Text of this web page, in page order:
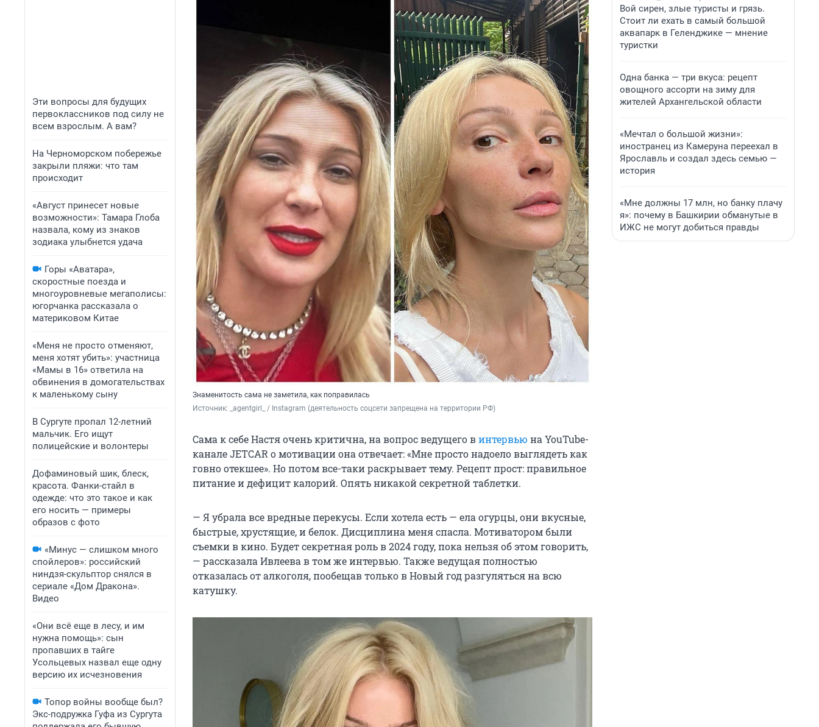
Эти вопросы для будущих
первоклассников под силу не
всем взрослым. А вам?
На Черноморском побережье
закрыли пляжи: что там
происходит
«Август принесет новые
возможности»: Тамара Глоба
назвала, кому из знаков
зодиака улыбнется удача
Горы «Аватара»,
скоростные поезда и
многоуровневые мегаполисы:
югорчанка рассказала о
материковом Китае
«Меня не просто отменяют,
меня хотят убить»: участница
«Мамы в 16» ответила на
обвинения в домогательствах
к маленькому сыну
В Сургуте пропал 12-летний
мальчик. Его ищут
полицейские и волонтеры
Дофаминовый шик, блеск,
красота. Фанки-стайл в
одежде: что это такое и как
его носить — примеры
образов с фото
«Минус — слишком много
спойлеров»: российский
ниндзя-скульптор снялся в
сериале «Дом Дракона».
Видео
«Они всё еще в лесу, и им
нужна помощь»: сын
пропавших в тайге
Усольцевых назвал еще одну
версию их исчезновения
Топор войны вообще был?
Экс-подружка Гуфа из Сургута
Знаменитость сама не заметила, как поправилась
Источник:
_agentgirl_ / Instagram (деятельность соцсети запрещена на территории РФ)
Сама к себе Настя очень критична, на вопрос ведущего винтервью на YouTube-
канале JETCAR о мотивации она отвечает: «Мне просто надоело выглядеть как
говно отекшее». Но потом все-таки раскрывает тему. Рецепт прост: правильное
питание и дефицит калорий. Опять никакой секретной таблетки.
— Я убрала все вредные перекусы. Если хотела есть — ела огурцы, они вкусные,
быстрые, хрустящие, и белок. Дисциплина меня спасла. Мотиватором были
съемки в кино. Будет секретная роль в 2024 году, пока нельзя об этом говорить,
— рассказала Ивлеева в том же интервью. Также ведущая полностью
отказалась от алкоголя, пообещав только в Новый год разгуляться на всю
катушку.
Вой сирен, злые туристы и грязь.
Стоит ли ехать в самый большой
аквапарк в Геленджике — мнение
туристки
Одна банка — три вкуса: рецепт
овощного ассорти на зиму для
жителей Архангельской области
«Мечтал о большой жизни»:
иностранец из Камеруна переехал в
Ярославль и создал здесь семью —
история
«Мне должны 17 млн, но банку плачу
я»: почему в Башкирии обманутые в
ИЖС не могут добиться правды